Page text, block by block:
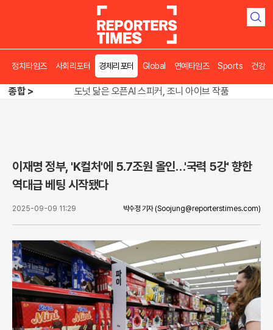
검
정치타임즈 사회리포터 경제리포터 Global 연예타임즈 Sports 건강
종합 >
송영길 인천서 반전 노려, 2주차 경선 요동
도넛 닮은 오픈AI 스피커, 조니 아이브 작품
이재명 정부, 'K컬처'에 5.7조원 올인…'국력 5강' 향한
역대급 베팅 시작됐다
2025-09-09 11:29 박수정 기자 (Soojung@reporterstimes.com)